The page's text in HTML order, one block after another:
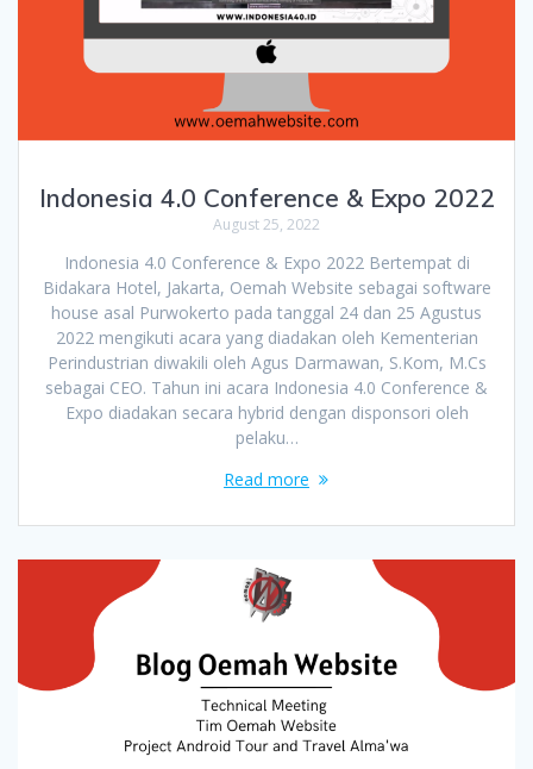
Indonesia 4.0 Conference & Expo 2022
August 25, 2022
Indonesia 4.0 Conference & Expo 2022 Bertempat di
Bidakara Hotel, Jakarta, Oemah Website sebagai software
house asal Purwokerto pada tanggal 24 dan 25 Agustus
2022 mengikuti acara yang diadakan oleh Kementerian
Perindustrian diwakili oleh Agus Darmawan, S.Kom, M.Cs
sebagai CEO. Tahun ini acara Indonesia 4.0 Conference &
Expo diadakan secara hybrid dengan disponsori oleh
pelaku…
Read more